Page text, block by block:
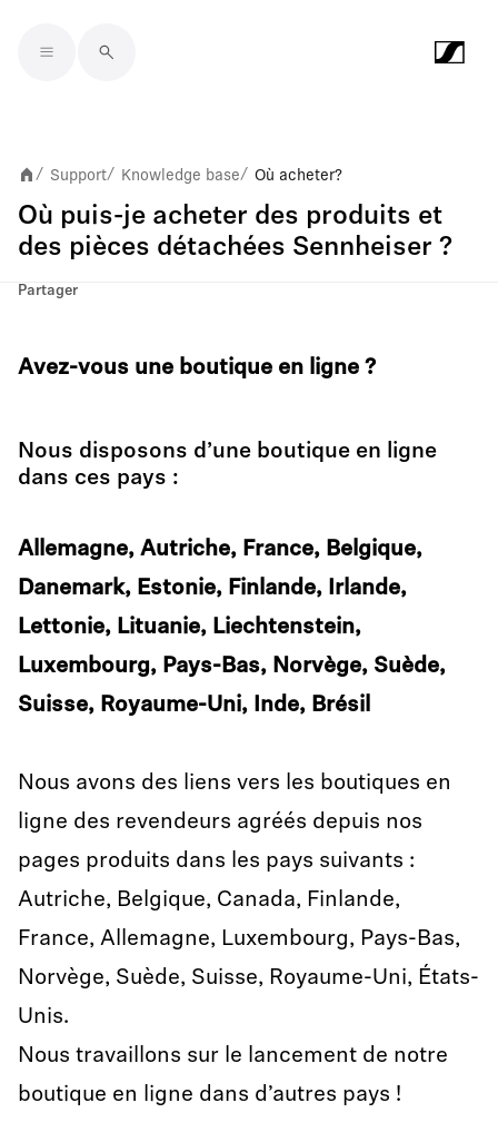
/ Support/ Knowledge base/ Où acheter ?
Où puis-je acheter des produits et
des pièces détachées Sennheiser ?
Partager
Avez-vous une boutique en ligne ?
Nous disposons d’une boutique en ligne
dans ces pays :
Allemagne, Autriche, France, Belgique,
Danemark, Estonie, Finlande, Irlande,
Lettonie, Lituanie, Liechtenstein,
Luxembourg, Pays-Bas, Norvège, Suède,
Suisse, Royaume-Uni, Inde, Brésil
Nous avons des liens vers les boutiques en
ligne des revendeurs agréés depuis nos
pages produits dans les pays suivants :
Autriche, Belgique, Canada, Finlande,
France, Allemagne, Luxembourg, Pays-Bas,
Norvège, Suède, Suisse, Royaume-Uni, États-
Unis.
Nous travaillons sur le lancement de notre
boutique en ligne dans d’autres pays !